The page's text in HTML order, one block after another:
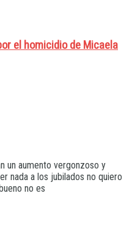
el homicidio de Micaela
un aumento vergonzoso y
nada a los jubilados no quiero
no es